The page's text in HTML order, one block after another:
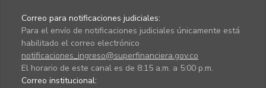
Correo para notificaciones judiciales:
Para el envío de notificaciones judiciales únicamente está
habilitado el correo electrónico
notificaciones_ingreso@superfinanciera.gov.co
El horario de este canal es de 8:15 a.m. a 5:00 p.m.
Correo institucional: